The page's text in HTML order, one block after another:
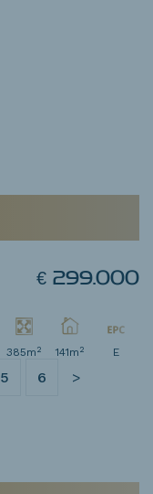
€ 299.000
385m 2 141m 2 E
5 6 >